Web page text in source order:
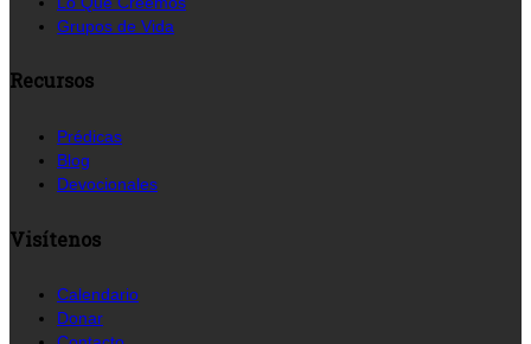
Grupos de Vida
Recursos
Prédicas
Blog
Devocionales
Visítenos
Calendario
Donar